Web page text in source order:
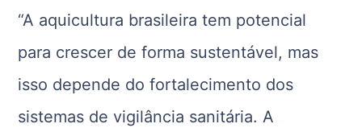
“A aquicultura brasileira tem potencial
para crescer de forma sustentável, mas
isso depende do fortalecimento dos
sistemas de vigilância sanitária. A